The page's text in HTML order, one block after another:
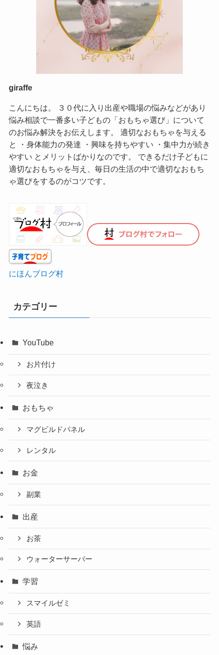
giraffe
こんにちは。 ３０代に入り出産や職場の悩みなどがあり
悩み相談で一番多い子どもの「おもちゃ選び」について
のお悩み解決をお伝えします。 適切なおもちゃを与える
と ・身体能力の発達 ・興味を持ちやすい ・集中力が続き
やすい とメリットばかりなのです。 できるだけ子どもに
適切なおもちゃを与え、毎日の生活の中で適切なおもち
ゃ選びをするのがコツです。
にほんブログ村
カテゴリー
YouTube
お片付け
夜泣き
おもちゃ
マグビルドパネル
レンタル
お金
副業
出産
お茶
ウォーターサーバー
学習
スマイルゼミ
英語
悩み